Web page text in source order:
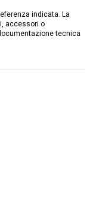
indicata. La
accessori o
tecnica